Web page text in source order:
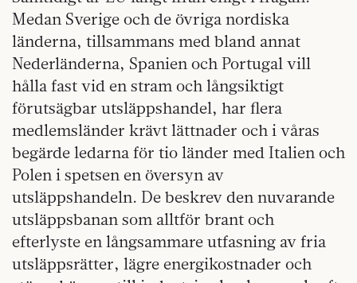
Medan Sverige och de övriga nordiska
länderna, tillsammans med bland annat
Nederländerna, Spanien och Portugal vill
hålla fast vid en stram och långsiktigt
förutsägbar utsläppshandel, har flera
medlemsländer krävt lättnader och i våras
begärde ledarna för tio länder med Italien och
Polen i spetsen en översyn av
utsläppshandeln. De beskrev den nuvarande
utsläppsbanan som alltför brant och
efterlyste en långsammare utfasning av fria
utsläppsrätter, lägre energikostnader och